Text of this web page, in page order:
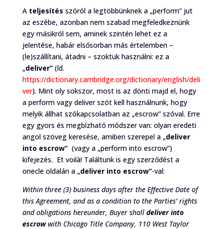
A teljesítés szóról a legtöbbünknek a „perform” jut
az eszébe, azonban nem szabad megfeledkeznünk
egy másikról sem, aminek szintén lehet ez a
jelentése, habár elsősorban más értelemben –
(le)szállítani, átadni – szoktuk használni: ez a
„deliver” (ld.
https://dictionary.cambridge.org/dictionary/english/deli
ver). Mint oly sokszor, most is az dönti majd el, hogy
a perform vagy deliver szót kell használnunk, hogy
melyik állhat szókapcsolatban az „escrow” szóval. Erre
egy gyors és megbízható módszer van: olyan eredeti
angol szöveg keresése, amiben szerepel a „deliver
into escrow”(vagy a „perform into escrow”)
kifejezés. Et voilà! Találtunk is egy szerződést a
onecle oldalán a „deliver into escrow”-val:
Within three (3) business days after the Effective Date of
this Agreement, and as a condition to the Parties’ rights
and obligations hereunder, Buyer shall deliver into
escrowwith Chicago Title Company, 110 West Taylor